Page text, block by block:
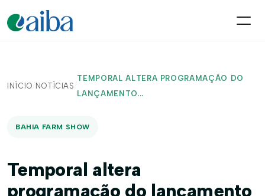
INÍCIO/ NOTÍCIAS /
TEMPORAL ALTERA PROGRAMAÇÃO DO
LANÇAMENTO...
BAHIA FARM SHOW
Temporal altera
programação do lançamento